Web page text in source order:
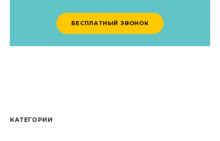
БЕСПЛАТНЫЙ ЗВОНОК
КАТЕГОРИИ